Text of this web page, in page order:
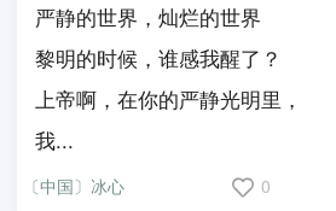
严静的世界，灿烂的世界
黎明的时候，谁感我醒了？
上帝啊，在你的严静光明里，
我...
〔中国〕冰心 0